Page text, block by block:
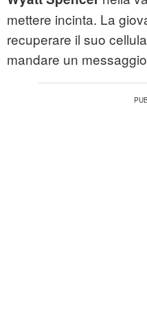
mettere incinta. La
recuperare il suo
mandare un